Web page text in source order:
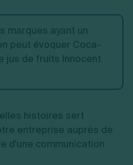
marques ayant un
peut évoquer Coca-
jus de fruits Innocent
histoires sert
entreprise auprès de
d'une communication